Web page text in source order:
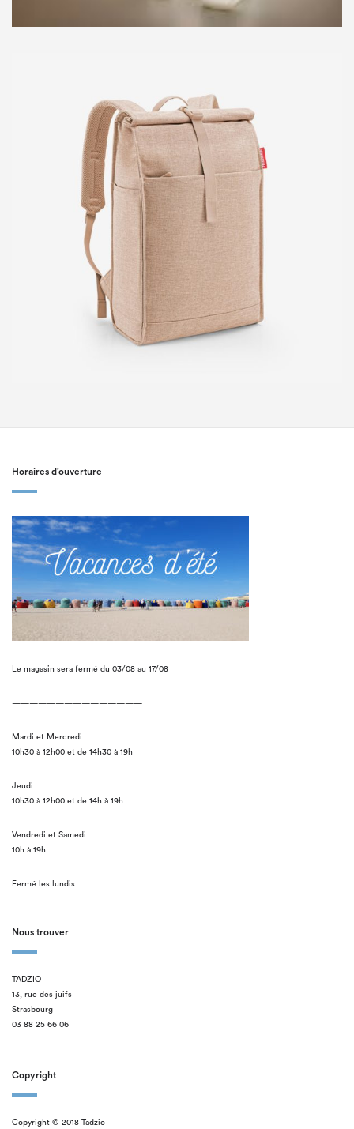
Horaires d’ouverture
Le magasin sera fermé du 03/08 au 17/08
———————————————
Mardi et Mercredi
10h30 à 12h00 et de 14h30 à 19h
Jeudi
10h30 à 12h00 et de 14h à 19h
Vendredi et Samedi
10h à 19h
Fermé les lundis
Nous trouver
TADZIO
13, rue des juifs
Strasbourg
03 88 25 66 06
Copyright
Copyright © 2018 Tadzio